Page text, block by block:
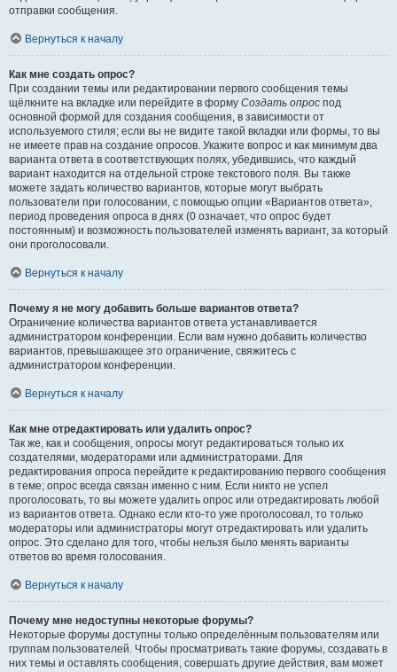
отправки сообщения.
Вернуться к началу
Как мне создать опрос?
При создании темы или редактировании первого сообщения темы
щёлкните на вкладке или перейдите в форму Создать опрос под
основной формой для создания сообщения, в зависимости от
используемого стиля; если вы не видите такой вкладки или формы, то вы
не имеете прав на создание опросов. Укажите вопрос и как минимум два
варианта ответа в соответствующих полях, убедившись, что каждый
вариант находится на отдельной строке текстового поля. Вы также
можете задать количество вариантов, которые могут выбрать
пользователи при голосовании, с помощью опции «Вариантов ответа»,
период проведения опроса в днях (0 означает, что опрос будет
постоянным) и возможность пользователей изменять вариант, за который
они проголосовали.
Вернуться к началу
Почему я не могу добавить больше вариантов ответа?
Ограничение количества вариантов ответа устанавливается
администратором конференции. Если вам нужно добавить количество
вариантов, превышающее это ограничение, свяжитесь с
администратором конференции.
Вернуться к началу
Как мне отредактировать или удалить опрос?
Так же, как и сообщения, опросы могут редактироваться только их
создателями, модераторами или администраторами. Для
редактирования опроса перейдите к редактированию первого сообщения
в теме; опрос всегда связан именно с ним. Если никто не успел
проголосовать, то вы можете удалить опрос или отредактировать любой
из вариантов ответа. Однако если кто-то уже проголосовал, то только
модераторы или администраторы могут отредактировать или удалить
опрос. Это сделано для того, чтобы нельзя было менять варианты
ответов во время голосования.
Вернуться к началу
Почему мне недоступны некоторые форумы?
Некоторые форумы доступны только определённым пользователям или
группам пользователей. Чтобы просматривать такие форумы, создавать в
них темы и оставлять сообщения, совершать другие действия, вам может